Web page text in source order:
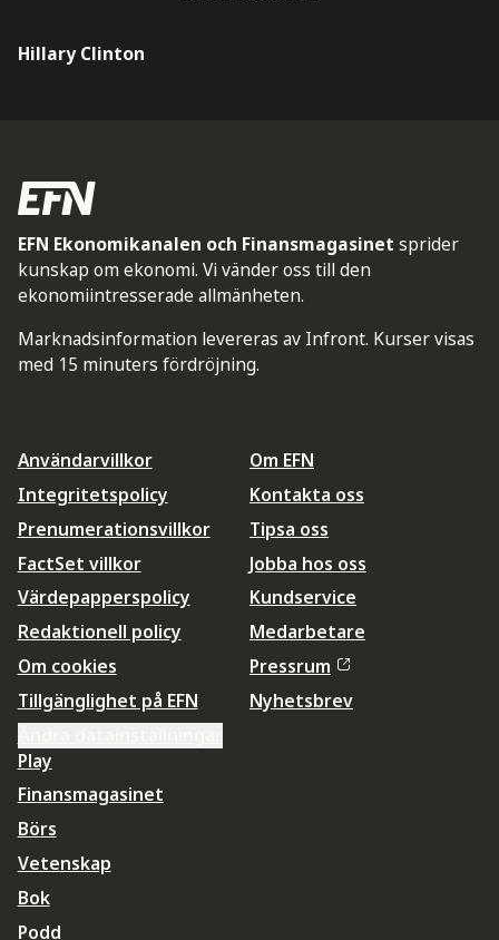
Hillary Clinton
EFN Ekonomikanalen och Finansmagasinet sprider
kunskap om ekonomi. Vi vänder oss till den
ekonomiintresserade allmänheten.
Marknadsinformation levereras av Infront. Kurser visas
med 15 minuters fördröjning.
Användarvillkor
Integritetspolicy
Prenumerationsvillkor
FactSet villkor
Värdepapperspolicy
Redaktionell policy
Om cookies
Tillgänglighet på EFN
Om EFN
Kontakta oss
Tipsa oss
Jobba hos oss
Kundservice
Medarbetare
Pressrum
Nyhetsbrev
Play
Finansmagasinet
Börs
Vetenskap
Bok
Podd